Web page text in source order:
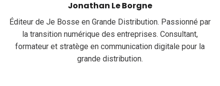
Jonathan Le Borgne
Éditeur de Je Bosse en Grande Distribution. Passionné par
la transition numérique des entreprises. Consultant,
formateur et stratège en communication digitale pour la
grande distribution.